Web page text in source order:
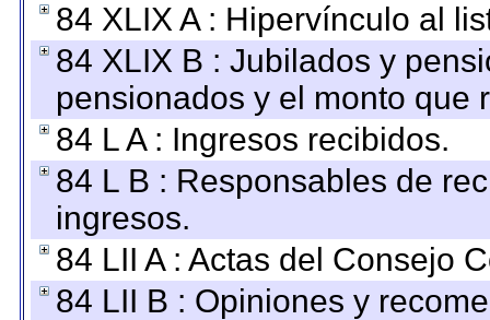
84 XLIX A : Hipervínculo al
84 XLIX B : Jubilados y
pensionados y el monto que
84 L A : Ingresos recibidos.
84 L B : Responsables de
ingresos.
84 LII A : Actas del Consejo
84 LII B : Opiniones y